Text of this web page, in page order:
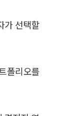
가 선택할
폴리오를